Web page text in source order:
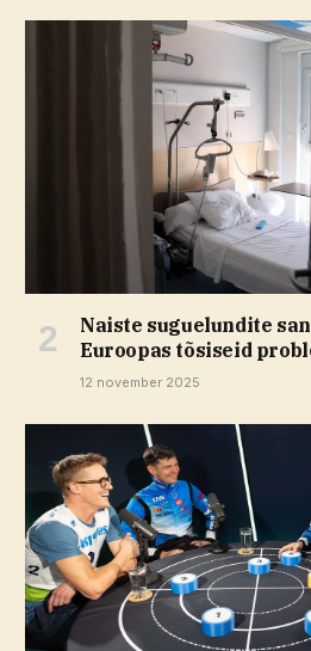
Naiste suguelundite
Euroopas tõsiseid
12 november 2025